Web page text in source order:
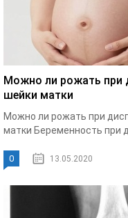
Можно ли рожать при
шейки матки
Можно ли рожать при
матки Беременность при
0 13.05.2020